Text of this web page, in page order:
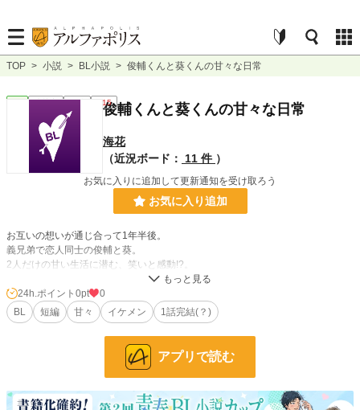
TOP > 小説 > BL小説 > 俊輔くんと葵くんの甘々な日常
連載中 短編 R15
俊輔くんと葵くんの甘々な日常
海花
（近況ボード：
11 件 ）
お気に入りに追加して更新通知を受け取ろう
お気に入り追加
お互いの想いが通じ合って1年半後。
義兄弟で恋人同士の俊輔と葵。
2人だけの甘い生活に潜む、笑いと感動!?。
愛し合ってるのに周りには言えない。
2人の日常です。
のんびり更新していきます。
本編『君の手の温もりが…』も合わせて読んで頂けたら…幸いです。
228,928 位 / 228,928 件
24h.ポイント 0pt
0
BL
短編 甘々 イケメン 1話完結(？)
アプリで読む